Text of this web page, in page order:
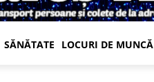
SĂNĂTATE LOCURI DE MUNCĂ